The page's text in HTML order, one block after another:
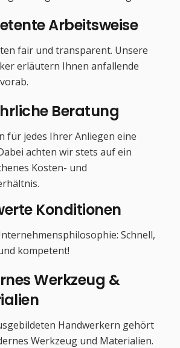
Arbeitsweise
fair und transparent. Unsere
erläutern Ihnen anfallende
Beratung
für jedes Ihrer Anliegen eine
achten wir stets auf ein
Kosten- und
Konditionen
Schnell,
kompetent!
Werkzeug &
Handwerkern gehört
Werkzeug und Materialien.